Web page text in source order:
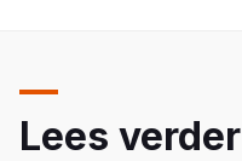
Lees verder